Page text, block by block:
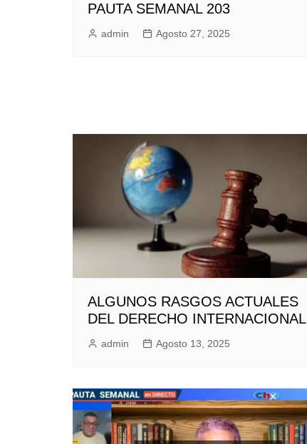
PAUTA SEMANAL 203
admin Agosto 27, 2025
ALGUNOS RASGOS ACTUALES
DEL DERECHO INTERNACIONAL
admin Agosto 13, 2025